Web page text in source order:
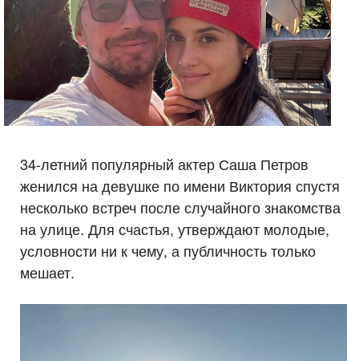
34-летний популярный актер Саша Петров
женился на девушке по имени Виктория спустя
несколько встреч после случайного знакомства
на улице. Для счастья, утверждают молодые,
условности ни к чему, а публичность только
мешает.